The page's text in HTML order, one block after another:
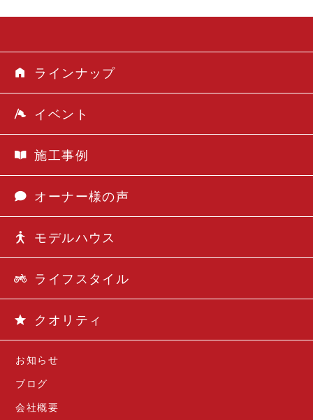
お知らせ
ブログ
会社概要
ラインナップ
イベント
施工事例
オーナー様の声
モデルハウス
ライフスタイル
クオリティ